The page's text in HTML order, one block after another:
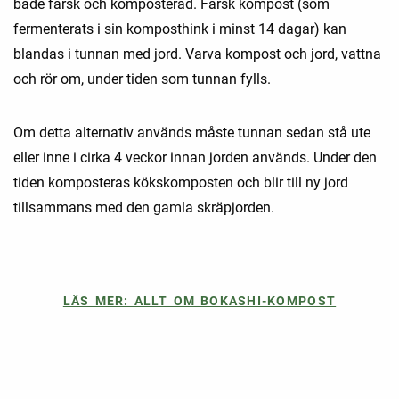
både färsk och komposterad. Färsk kompost (som
fermenterats i sin komposthink i minst 14 dagar) kan
blandas i tunnan med jord. Varva kompost och jord, vattna
och rör om, under tiden som tunnan fylls.
Om detta alternativ används måste tunnan sedan stå ute
eller inne i cirka 4 veckor innan jorden används. Under den
tiden komposteras kökskomposten och blir till ny jord
tillsammans med den gamla skräpjorden.
LÄS MER: ALLT OM BOKASHI-KOMPOST